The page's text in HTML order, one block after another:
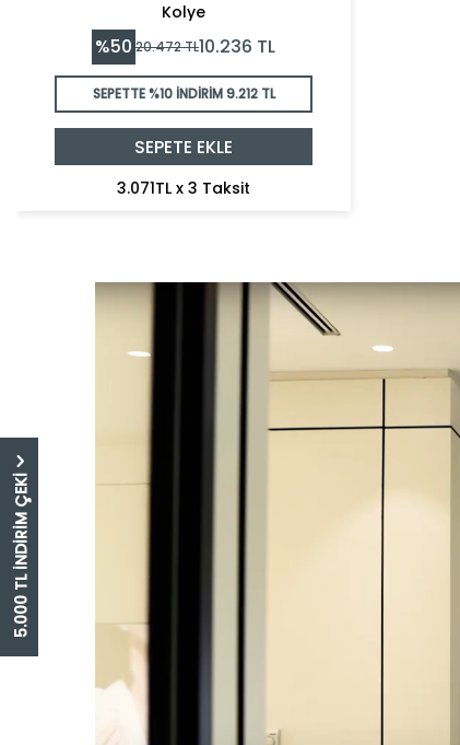
5.000 TL İNDİRİM ÇEKİ
Kolye
%50 20.472TL10.236 TL
SEPETTE %10 İNDİRİM9.212 TL
SEPETE EKLE
3.071TL x 3 Taksit